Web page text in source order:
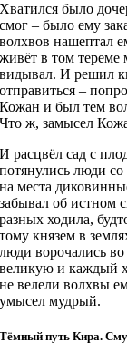
Хватился было
смог – было ему
волхвов нашептал
живёт в том тереме
видывал. И решил
отправиться –
Кожан и был тем
Что ж, замысел
И расцвёл сад с
потянулись люди со
на места
забывал об истном
разных ходила,
тому князем в
люди ворочались
великую и каждый
не велели волхвы
умысел мудрый.
Тёмный путь Кира.